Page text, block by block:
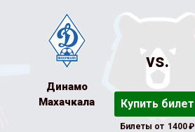
Динамо
Махачкала
vs.
Купить билет
Билеты от 1400₽